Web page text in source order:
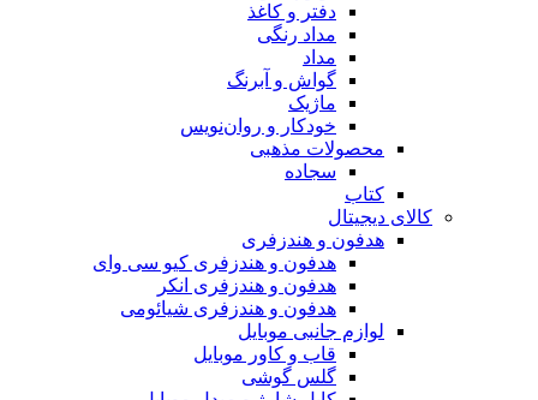
دفتر و کاغذ
مداد رنگی
مداد
گواش و آبرنگ
ماژیک
خودکار و روان‌نویس
محصولات مذهبی
سجاده
کتاب
کالای دیجیتال
هدفون و هندزفری
هدفون و هندزفری کیو سی وای
هدفون و هندزفری انکر
هدفون و هندزفری شیائومی
لوازم جانبی موبایل
قاب و کاور موبایل
گلس گوشی